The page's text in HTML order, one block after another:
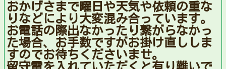
おかげさまで曜日や天気や依頼の重な
りなどにより大変混み合っています。
お電話の際出なかったり繋がらなかっ
た場合、お手数ですがお掛け直ししま
すのでお待ちくださいませ。